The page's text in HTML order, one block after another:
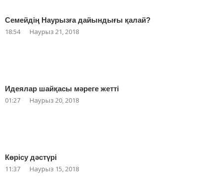
Семейдің Наурызға дайындығы қалай?
18:54 Наурыз 21, 2018
Идеялар шайқасы мәреге жетті
01:27 Наурыз 20, 2018
Көрісу дәстүрі
11:37 Наурыз 15, 2018